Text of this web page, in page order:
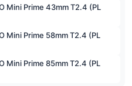
Mini Prime 43mm T2.4 (PL
Mini Prime 58mm T2.4 (PL
Mini Prime 85mm T2.4 (PL